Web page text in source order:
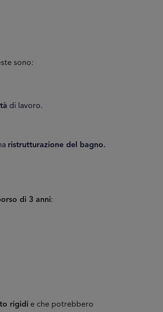
sono:
di lavoro.
ristrutturazione del bagno.
di 3 anni:
rigidi e che potrebbero